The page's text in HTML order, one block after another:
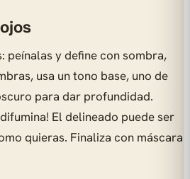
peínalas y define con sombra,
usa un tono base, uno de
para dar profundidad.
El delineado puede ser
quieras. Finaliza con máscara